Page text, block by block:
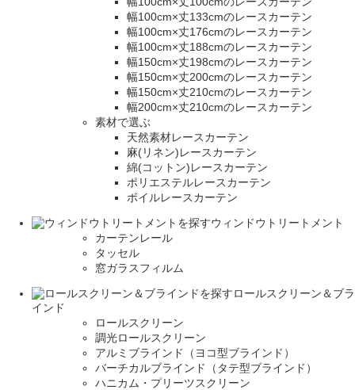
幅100cm×丈133cmのレースカーテン
幅100cm×丈176cmのレースカーテン
幅100cm×丈188cmのレースカーテン
幅150cm×丈198cmのレースカーテン
幅150cm×丈200cmのレースカーテン
幅150cm×丈210cmのレースカーテン
幅200cm×丈210cmのレースカーテン
素材で選ぶ
天然素材レースカーテン
麻(リネン)レースカーテン
綿(コットン)レースカーテン
ポリエステルレースカーテン
ボイルレースカーテン
ウィンドウトリートメント
カーテンレール
タッセル
窓ガラスフィルム
ロールスクリーン＆ブラ
インド
ロールスクリーン
調光ロールスクリーン
アルミブラインド（ヨコ型ブラインド）
バーチカルブラインド（タテ型ブラインド）
ハニカム・プリーツスクリーン